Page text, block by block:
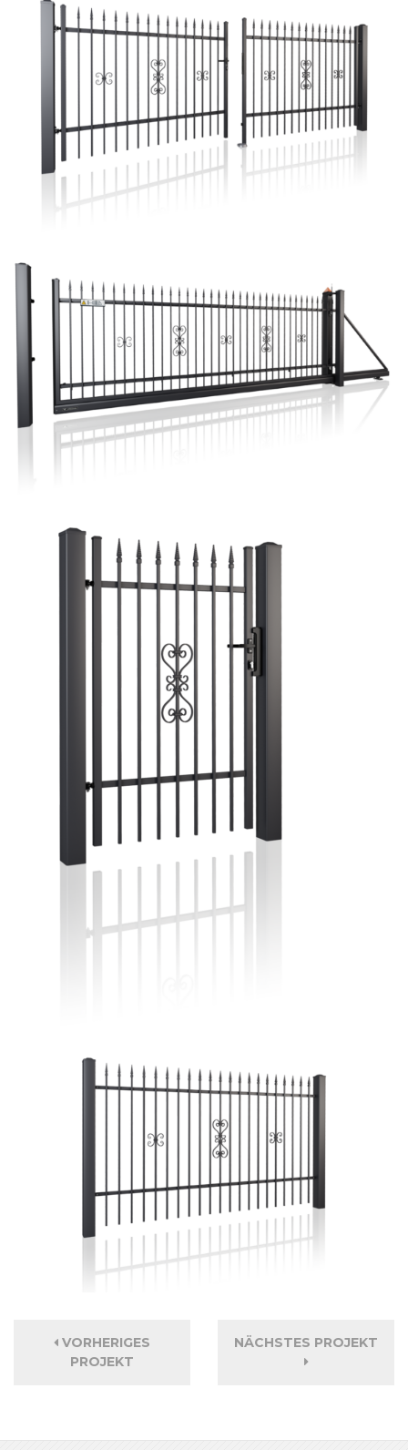
VORHERIGES
PROJEKT
NÄCHSTES PROJEKT